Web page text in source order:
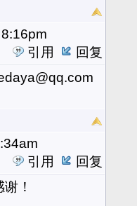
引用
回复
引用
回复
！